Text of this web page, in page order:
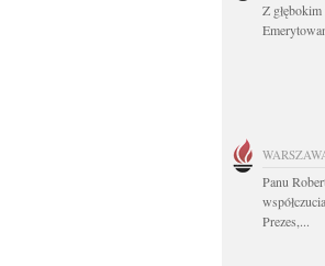
Z
Panu
Prezes,...